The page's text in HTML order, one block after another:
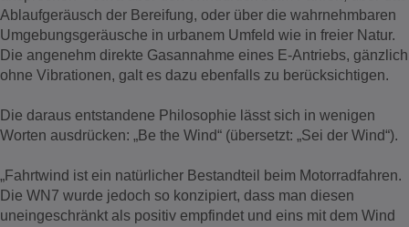
Ablaufgeräusch der Bereifung, oder über die wahrnehmbaren
Umgebungsgeräusche in urbanem Umfeld wie in freier Natur.
Die angenehm direkte Gasannahme eines E-Antriebs, gänzlich
ohne Vibrationen, galt es dazu ebenfalls zu berücksichtigen.
Die daraus entstandene Philosophie lässt sich in wenigen
Worten ausdrücken: „Be the Wind“ (übersetzt: „Sei der Wind“).
„Fahrtwind ist ein natürlicher Bestandteil beim Motorradfahren.
Die WN7 wurde jedoch so konzipiert, dass man diesen
uneingeschränkt als positiv empfindet und eins mit dem Wind